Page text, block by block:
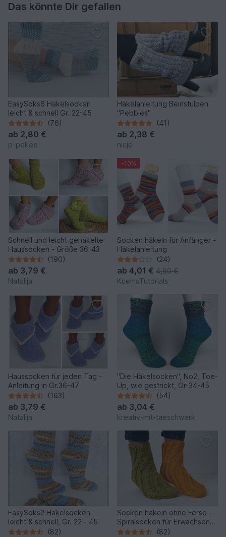
Das könnte Dir gefallen
EasySoks6 Häkelsocken
leicht & schnell Gr. 22-45
(76)
ab 2,80 €
p-pekee
Häkelanleitung Beinstulpen
"Pebbles"
(41)
ab 2,38 €
nicje
Schnell und leicht gehäkelte
Haussocken - Größe 36-43
(190)
ab 3,79 €
Natalija
-10%
Socken häkeln für Anfänger -
Häkelanleitung
(24)
ab 4,01 € 4,69 €
KuemaTutorials
Haussocken für jeden Tag -
Anleitung in Gr.36-47
(163)
ab 3,79 €
Natalija
"Die Häkelsocken", No2, Toe-
Up, wie gestrickt, Gr-34-45
(54)
ab 3,04 €
kreativ-mit-taeschwerk
EasySoks2 Häkelsocken
leicht & schnell, Gr. 22 - 45
(82)
Socken häkeln ohne Ferse -
Spiralsocken für Erwachsene
und Kinder
(82)